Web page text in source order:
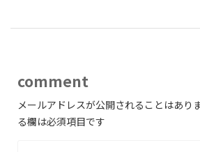
comment
メールアドレスが公開されることはあり
る欄は必須項目です